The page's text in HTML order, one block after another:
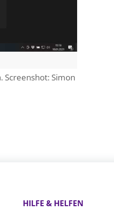
Screenshot: Simon
HILFE & HELFEN